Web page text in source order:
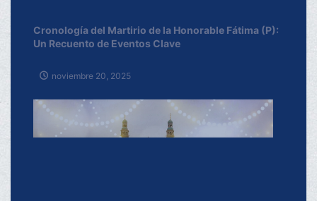
Cronología del Martirio de la Honorable Fátima (P):
Un Recuento de Eventos Clave
noviembre 20, 2025